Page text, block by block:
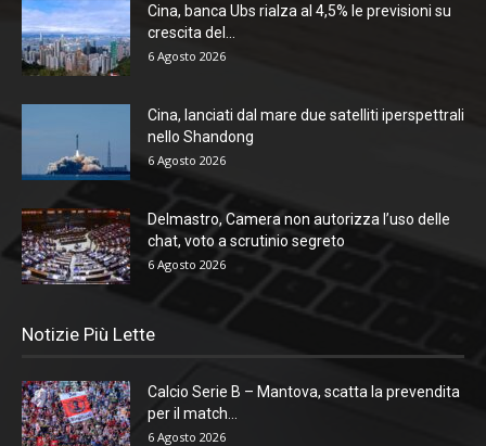
Cina, banca Ubs rialza al 4,5% le previsioni su
crescita del...
6 Agosto 2026
Cina, lanciati dal mare due satelliti iperspettrali
nello Shandong
6 Agosto 2026
Delmastro, Camera non autorizza l’uso delle
chat, voto a scrutinio segreto
6 Agosto 2026
Notizie Più Lette
Calcio Serie B – Mantova, scatta la prevendita
per il match...
6 Agosto 2026